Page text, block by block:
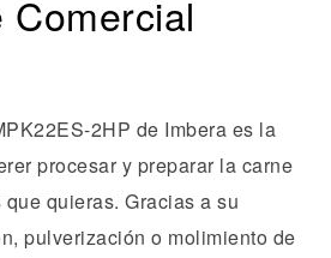
2HP de Imbera es la
procesar y preparar la carne
quieras. Gracias a su
pulverización o molimiento de